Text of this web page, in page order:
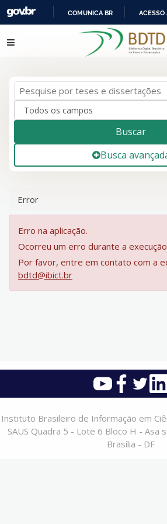
IR
PARA
COMUNICA BR ACESSO
Pular para o conteúdo
Buscar
Busca
Error
Erro na aplicação.
Ocorreu um erro durante a
Por favor, entre em contato com a
bdtd@ibict.br
Instituto Brasileiro de Informação em
SAUS Quadra 5 - Lote 6 Bloco H - Asa
Brasília - DF